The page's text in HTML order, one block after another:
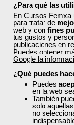
¿Para qué las
En Cursos Femxa
para tratar de
web y con fines
tus gustos y
publicaciones en
Puedes obtener
Google la
¿Qué puedes
Puedes
en la web
También
solo
no
ONLINE